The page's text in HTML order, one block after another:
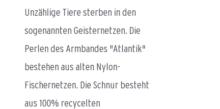
Unzählige Tiere sterben in den
sogenannten Geisternetzen. Die
Perlen des Armbandes "Atlantik"
bestehen aus alten Nylon-
Fischernetzen. Die Schnur besteht
aus 100% recycelten